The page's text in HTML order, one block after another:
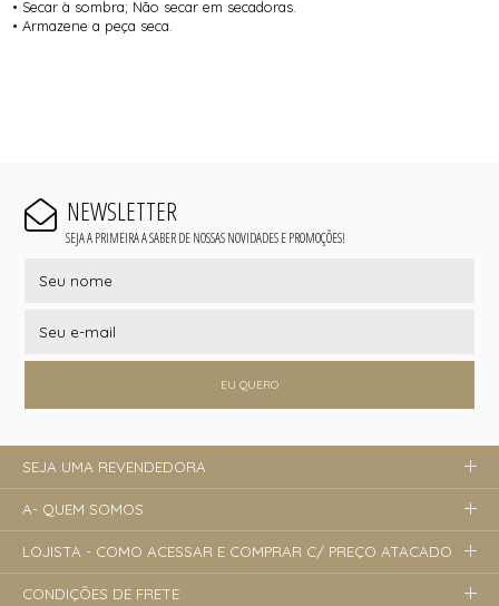
• Secar à sombra; Não secar em secadoras.
• Armazene a peça seca.
NEWSLETTER
SEJA A PRIMEIRA A SABER DE NOSSAS NOVIDADES E PROMOÇÕES!
EU QUERO
SEJA UMA REVENDEDORA
A- QUEM SOMOS
LOJISTA - COMO ACESSAR E COMPRAR C/ PREÇO ATACADO
CONDIÇÕES DE FRETE